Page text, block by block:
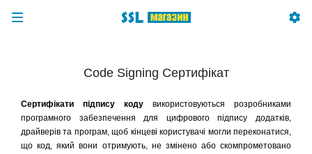
Code Signing Сертифікат
Сертифікати підпису коду використовуються розробниками
програмного забезпечення для цифрового підпису додатків,
драйверів та програм, щоб кінцеві користувачі могли переконатися,
що код, який вони отримують, не змінено або скомпрометовано